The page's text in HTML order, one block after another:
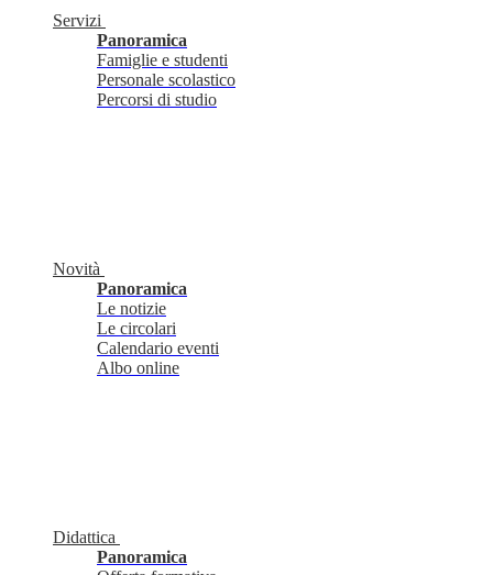
Servizi
Panoramica
Famiglie e studenti
Personale scolastico
Percorsi di studio
Novità
Panoramica
Le notizie
Le circolari
Calendario eventi
Albo online
Didattica
Panoramica